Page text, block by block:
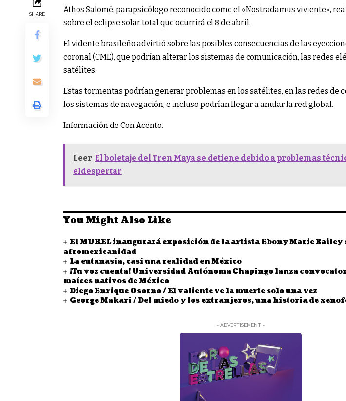
SHARE
Athos Salomé, parapsicólogo reconocido como el «Nostradamus viviente»,
sobre el eclipse solar total que ocurrirá el 8 de abril.
El vidente brasileño advirtió sobre las posibles consecuencias de las
coronal (CME), que podrían alterar los sistemas de comunicación, las redes
satélites.
Estas tormentas podrían generar problemas en los satélites, en las redes de
los sistemas de navegación, e incluso podrían llegar a anular la red global.
Información de Con Acento.
Leer El boletaje del Tren Maya se detiene debido a problemas
eldespertar
You Might Also Like
El MUREL inaugurará exposición de la artista Ebony Marie Bailey
afromexicanidad
La eutanasia, casi una realidad en México
¡Tu voz cuenta! Universidad Autónoma Chapingo lanza
maíces nativos de México
Diego Enrique Osorno / El valiente ve la muerte solo una vez
George Makari / Del miedo y los extranjeros, una historia de
- ADVERTISEMENT -